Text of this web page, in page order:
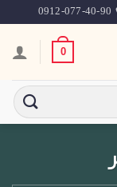
0912-077-40-90
0